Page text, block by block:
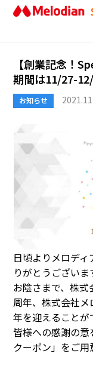
【創業記念！
期間は11/27-
お知らせ
日頃よりメロデ
りがとうございま
お陰さまで、株
周年、株式会社
年を迎えることが
皆様への感謝の
クーポン」をご用